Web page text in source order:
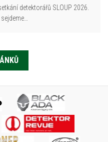
detektorářů SLOUP 2026.